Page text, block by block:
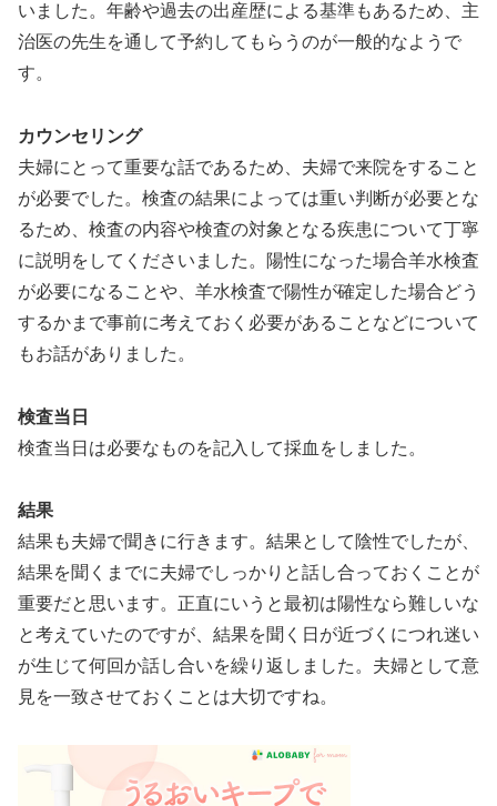
いました。年齢や過去の出産歴による基準もあるため、主
治医の先生を通して予約してもらうのが一般的なようで
す。
カウンセリング
夫婦にとって重要な話であるため、夫婦で来院をすること
が必要でした。検査の結果によっては重い判断が必要とな
るため、検査の内容や検査の対象となる疾患について丁寧
に説明をしてくださいました。陽性になった場合羊水検査
が必要になることや、羊水検査で陽性が確定した場合どう
するかまで事前に考えておく必要があることなどについて
もお話がありました。
検査当日
検査当日は必要なものを記入して採血をしました。
結果
結果も夫婦で聞きに行きます。結果として陰性でしたが、
結果を聞くまでに夫婦でしっかりと話し合っておくことが
重要だと思います。正直にいうと最初は陽性なら難しいな
と考えていたのですが、結果を聞く日が近づくにつれ迷い
が生じて何回か話し合いを繰り返しました。夫婦として意
見を一致させておくことは大切ですね。